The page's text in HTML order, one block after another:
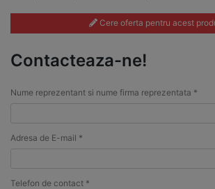
Cere oferta pentru acest
Contacteaza-ne!
Nume reprezentant si nume firma reprezentata *
Adresa de E-mail *
Telefon de contact *